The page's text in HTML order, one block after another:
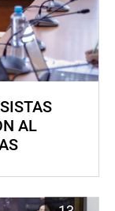
AL